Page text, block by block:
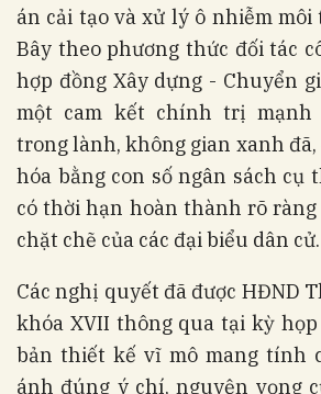
án cải tạo và xử lý ô nhiễm môi
Bây theo phương thức đối tác
hợp đồng Xây dựng - Chuyển
một cam kết chính trị mạnh
trong lành, không gian xanh
hóa bằng con số ngân sách cụ
có thời hạn hoàn thành rõ ràng
chặt chẽ của các đại biểu dân cử.
Các nghị quyết đã được HĐND
khóa XVII thông qua tại kỳ
bản thiết kế vĩ mô mang tính
ánh đúng ý chí, nguyện vọng